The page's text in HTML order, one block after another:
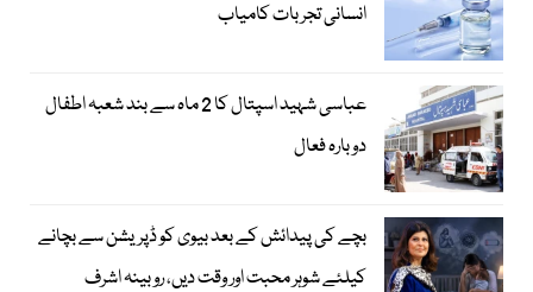
انسانی تجربات کامیاب
عباسی شہید اسپتال کا 2 ماہ سے بند شعبہ اطفال
دوبارہ فعال
بچے کی پیدائش کے بعد بیوی کو ڈپریشن سے بچانے
کیلئے شوہر محبت اور وقت دیں، روبینہ اشرف